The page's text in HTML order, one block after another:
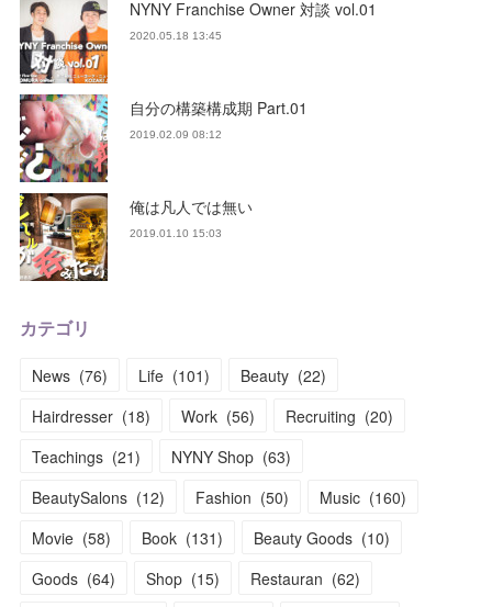
NYNY Franchise Owner 対談 vol.01
2020.05.18 13:45
自分の構築構成期 Part.01
2019.02.09 08:12
俺は凡人では無い
2019.01.10 15:03
カテゴリ
News (76) Life (101) Beauty (22)
Hairdresser (18) Work (56) Recruiting (20)
Teachings (21) NYNY Shop (63)
BeautySalons (12) Fashion (50) Music (160)
Movie (58) Book (131) Beauty Goods (10)
Goods (64) Shop (15) Restauran (62)